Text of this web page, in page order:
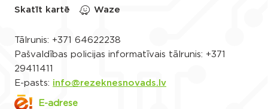
Skatīt kartē
Waze
Tālrunis: +371 64622238
Pašvaldības policijas informatīvais tālrunis: +371
29411411
E-pasts: info@rezeknesnovads.lv
E-adrese